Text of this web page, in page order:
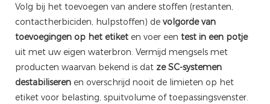
Volg bij het toevoegen van andere stoffen (restanten,
contactherbiciden, hulpstoffen) de volgorde van
toevoegingen op het etiket en voer een test in een potje
uit met uw eigen waterbron. Vermijd mengsels met
producten waarvan bekend is dat ze SC-systemen
destabiliseren en overschrijd nooit de limieten op het
etiket voor belasting, spuitvolume of toepassingsvenster.